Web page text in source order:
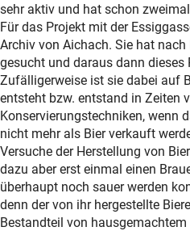
sehr aktiv und hat schon
Für das Projekt mit der
Archiv von Aichach. Sie hat
gesucht und daraus dann dieses
Zufälligerweise ist sie dabei auf
entsteht bzw. entstand in Zeiten
Konservierungstechniken, wenn
nicht mehr als Bier verkauft
Versuche der Herstellung von
dazu aber erst einmal einen
überhaupt noch sauer werden
denn der von ihr hergestellte
Bestandteil von